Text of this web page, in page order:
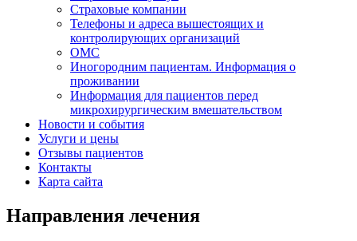
Страховые компании
Телефоны и адреса вышестоящих и
контролирующих организаций
ОМС
Иногородним пациентам. Информация о
проживании
Информация для пациентов перед
микрохирургическим вмешательством
Новости и события
Услуги и цены
Отзывы пациентов
Контакты
Карта сайта
Направления лечения